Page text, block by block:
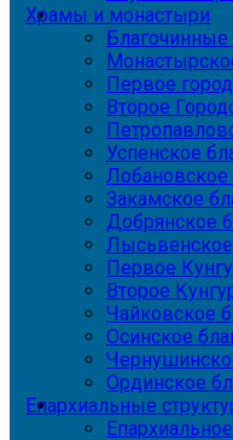
Храмы и монастыри
Первое
Второе
Успенское
Лобановское
Закамское
Добрянское
Лысьвенское
Первое
Второе
Чайковское
Осинское
Ординское
Епархиальные